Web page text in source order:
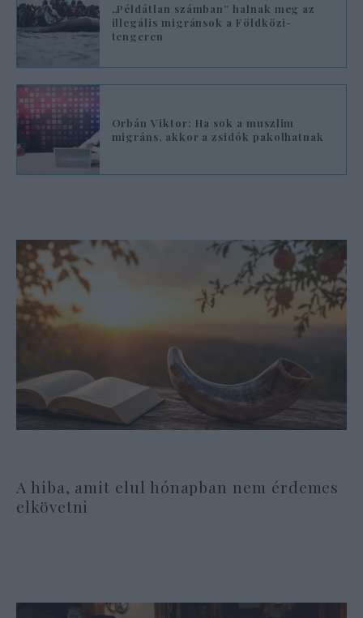
„Példátlan számban” halnak meg az
illegális migránsok a Földközi-
tengeren
Orbán Viktor: Ha sok a muszlim
migráns, akkor a zsidók pakolhatnak
A hiba, amit elul hónapban nem érdemes
elkövetni